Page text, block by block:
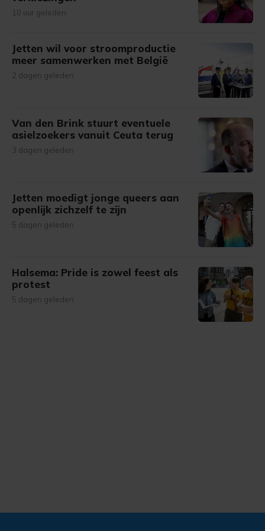
10 uur geleden
Jetten wil voor stroomproductie
meer samenwerken met België
2 dagen geleden
Van den Brink stuurt eventuele
asielzoekers vanuit Ceuta terug
3 dagen geleden
Jetten moedigt jonge queers aan
openlijk zichzelf te zijn
5 dagen geleden
Halsema: Pride is zowel feest als
protest
5 dagen geleden